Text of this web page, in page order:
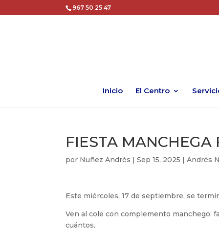
967 50 25 47
Inicio El Centro
FIESTA
por Nuñez Andrés |Sep 15, 2025 |Andrés
Este miércoles, 17 de septiembre, se
Ven al cole con complemento manchego:
cuántos.